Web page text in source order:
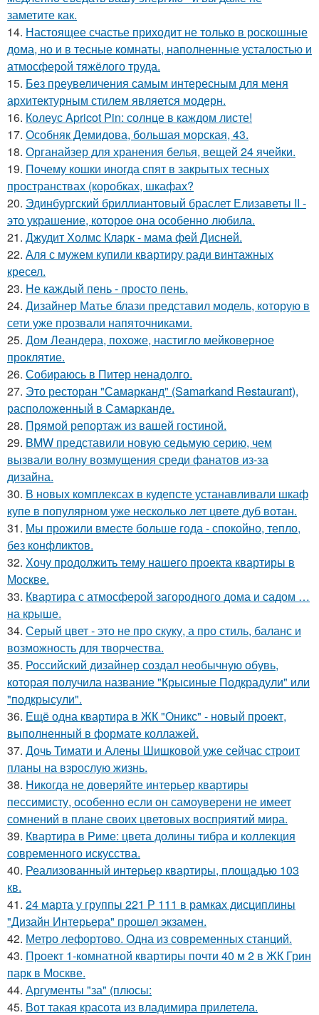
заметите как.
14. Настоящее счастье приходит не только в роскошные
дома, но и в тесные комнаты, наполненные усталостью и
атмосферой тяжёлого труда.
15. Без преувеличения самым интересным для меня
архитектурным стилем является модерн.
16. Колеус Apricot Pin: солнце в каждом листе!
17. Особняк Демидова, большая морская, 43.
18. Органайзер для хранения белья, вещей 24 ячейки.
19. Почему кошки иногда спят в закрытых тесных
пространствах (коробках, шкафах?
20. Эдинбургский бриллиантовый браслет Елизаветы II -
это украшение, которое она особенно любила.
21. Джудит Холмс Кларк - мама фей Дисней.
22. Аля с мужем купили квартиру ради винтажных
кресел.
23. Не каждый пень - просто пень.
24. Дизайнер Матье блази представил модель, которую в
сети уже прозвали напяточниками.
25. Дом Леандера, похоже, настигло мейковерное
проклятие.
26. Собираюсь в Питер ненадолго.
27. Это ресторан "Самарканд" (Samarkand Restaurant),
расположенный в Самарканде.
28. Прямой репортаж из вашей гостиной.
29. BMW представили новую седьмую серию, чем
вызвали волну возмущения среди фанатов из-за
дизайна.
30. В новых комплексах в кудепсте устанавливали шкаф
купе в популярном уже несколько лет цвете дуб вотан.
31. Мы прожили вместе больше года - спокойно, тепло,
без конфликтов.
32. Хочу продолжить тему нашего проекта квартиры в
Москве.
33. Квартира с атмосферой загородного дома и садом …
на крыше.
34. Серый цвет - это не про скуку, а про стиль, баланс и
возможность для творчества.
35. Российский дизайнер создал необычную обувь,
которая получила название "Крысиные Подкрадули" или
"подкрысули".
36. Ещё одна квартира в ЖК "Оникс" - новый проект,
выполненный в формате коллажей.
37. Дочь Тимати и Алены Шишковой уже сейчас строит
планы на взрослую жизнь.
38. Никогда не доверяйте интерьер квартиры
пессимисту, особенно если он самоуверени не имеет
сомнений в плане своих цветовых восприятий мира.
39. Квартира в Риме: цвета долины тибра и коллекция
современного искусства.
40. Реализованный интерьер квартиры, площадью 103
кв.
41. 24 марта у группы 221 Р 111 в рамках дисциплины
"Дизайн Интерьера" прошел экзамен.
42. Метро лефортово. Одна из современных станций.
43. Проект 1-комнатной квартиры почти 40 м 2 в ЖК Грин
парк в Москве.
44. Аргументы "за" (плюсы:
45. Вот такая красота из владимира прилетела.